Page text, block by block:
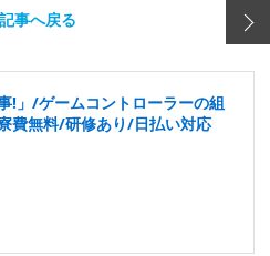
事へ戻る
!」/ゲームコントローラーの組
費無料/研修あり/日払い対応